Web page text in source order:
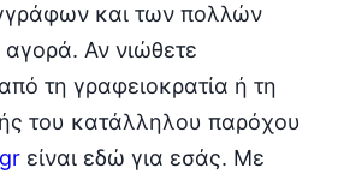
και των πολλών
Αν νιώθετε
τη γραφειοκρατία ή τη
του κατάλληλου παρόχου
είναι εδώ για εσάς. Με